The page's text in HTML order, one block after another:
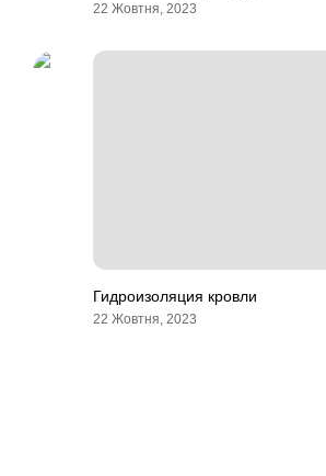
22 Жовтня, 2023
Гидроизоляция кровли
22 Жовтня, 2023